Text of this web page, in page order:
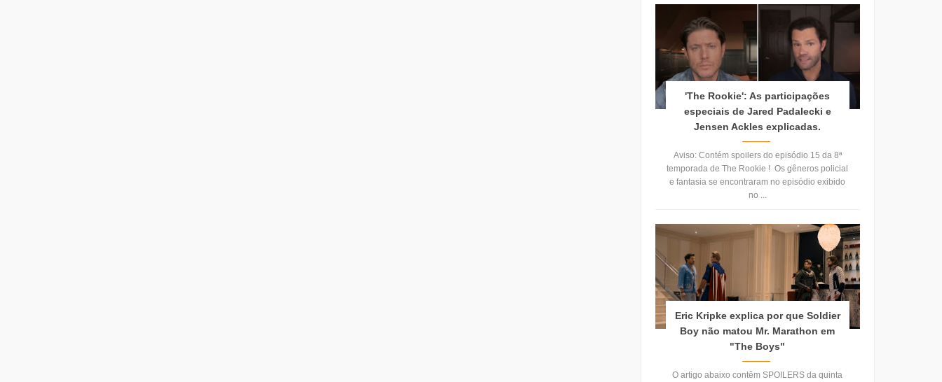
'The Rookie': As participações
especiais de Jared Padalecki e
Jensen Ackles explicadas.
Aviso: Contém spoilers do episódio 15 da 8ª
temporada de The Rookie ! Os gêneros policial
e fantasia se encontraram no episódio exibido
no ...
Eric Kripke explica por que Soldier
Boy não matou Mr. Marathon em
"The Boys"
O artigo abaixo contêm SPOILERS da quinta